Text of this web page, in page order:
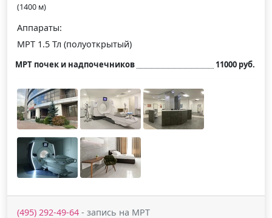
(1400 м)
Аппараты:
МРТ 1.5 Тл (полуоткрытый)
МРТ почек и надпочечников 11000 руб.
(495) 292-49-64 - запись на МРТ